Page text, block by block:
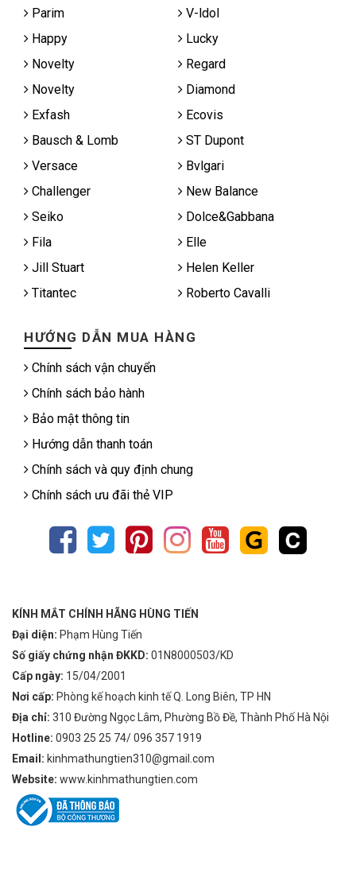
Parim
V-ldol
Happy
Lucky
Novelty
Regard
Novelty
Diamond
Exfash
Ecovis
Bausch & Lomb
ST Dupont
Versace
Bvlgari
Challenger
New Balance
Seiko
Dolce&Gabbana
Fila
Elle
Jill Stuart
Helen Keller
Titantec
Roberto Cavalli
HƯỚNG DẪN MUA HÀNG
Chính sách vận chuyển
Chính sách bảo hành
Bảo mật thông tin
Hướng dẫn thanh toán
Chính sách và quy định chung
Chính sách ưu đãi thẻ VIP
KÍNH MẮT CHÍNH HÃNG HÙNG TIẾN
Đại diện: Phạm Hùng Tiến
Số giấy chứng nhận ĐKKD: 01N8000503/KD
Cấp ngày: 15/04/2001
Nơi cấp: Phòng kế hoạch kinh tế Q. Long Biên, TP HN
Địa chỉ: 310 Đường Ngọc Lâm, Phường Bồ Đề, Thành Phố Hà Nội
Hotline: 0903 25 25 74/ 096 357 1919
Email: kinhmathungtien310@gmail.com
Website: www.kinhmathungtien.com